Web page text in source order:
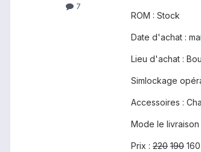
7
ROM : Stock
Date d'achat :
Lieu d'achat :
Simlockage
Accessoires :
Mode le livraison
Prix : 220 190